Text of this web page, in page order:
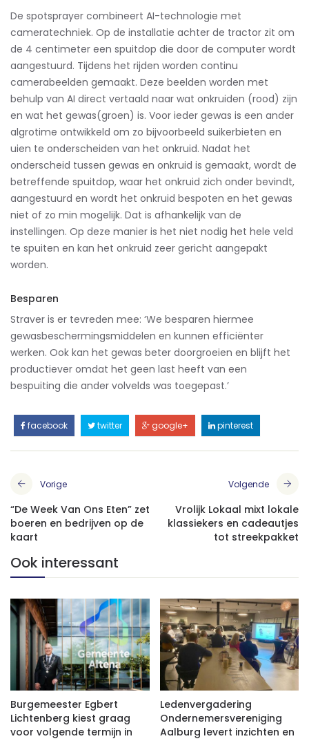
De spotsprayer combineert AI-technologie met
cameratechniek. Op de installatie achter de tractor zit om
de 4 centimeter een spuitdop die door de computer wordt
aangestuurd. Tijdens het rijden worden continu
camerabeelden gemaakt. Deze beelden worden met
behulp van AI direct vertaald naar wat onkruiden (rood) zijn
en wat het gewas(groen) is. Voor ieder gewas is een ander
algrotime ontwikkeld om zo bijvoorbeeld suikerbieten en
uien te onderscheiden van het onkruid. Nadat het
onderscheid tussen gewas en onkruid is gemaakt, wordt de
betreffende spuitdop, waar het onkruid zich onder bevindt,
aangestuurd en wordt het onkruid bespoten en het gewas
niet of zo min mogelijk. Dat is afhankelijk van de
instellingen. Op deze manier is het niet nodig het hele veld
te spuiten en kan het onkruid zeer gericht aangepakt
worden.
Besparen
Straver is er tevreden mee: ‘We besparen hiermee
gewasbeschermingsmiddelen en kunnen efficiënter
werken. Ook kan het gewas beter doorgroeien en blijft het
productiever omdat het geen last heeft van een
bespuiting die ander volvelds was toegepast.’
facebook twitter google+ pinterest
Vorige
“De Week Van Ons Eten” zet
boeren en bedrijven op de
kaart
Volgende
Vrolijk Lokaal mixt lokale
klassiekers en cadeautjes
tot streekpakket
Ook interessant
Burgemeester Egbert
Lichtenberg kiest graag
voor volgende termijn in
Ledenvergadering
Ondernemersvereniging
Aalburg levert inzichten en